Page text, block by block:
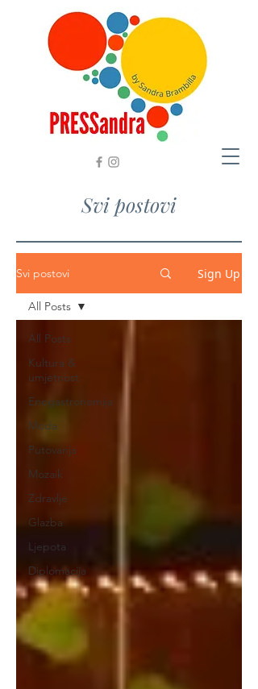
Svi postovi
Svi postovi Sign Up
All Posts
Kultura &
umjetnost
Enogastronomija
Moda
Putovanja
Mozaik
Zdravlje
Glazba
Ljepota
Diplomacija
All Posts